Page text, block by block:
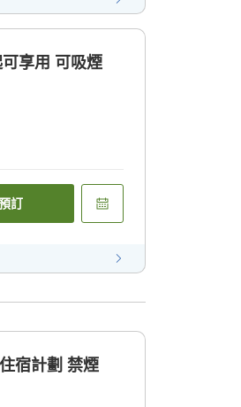
享用 可吸煙
訂
劃 禁煙